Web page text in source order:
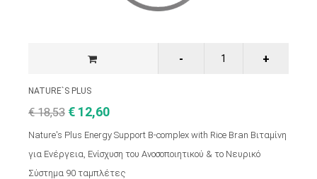
NATURE`S PLUS
€ 18,53 € 12,60
Nature's Plus Energy Support B-complex with Rice Bran Βιταμίνη
για Ενέργεια, Ενίσχυση του Ανοσοποιητικού & το Νευρικό
Σύστημα 90 ταμπλέτες